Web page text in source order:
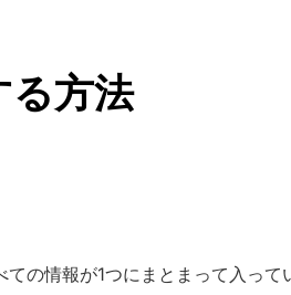
方法
の情報が1つにまとまって入って